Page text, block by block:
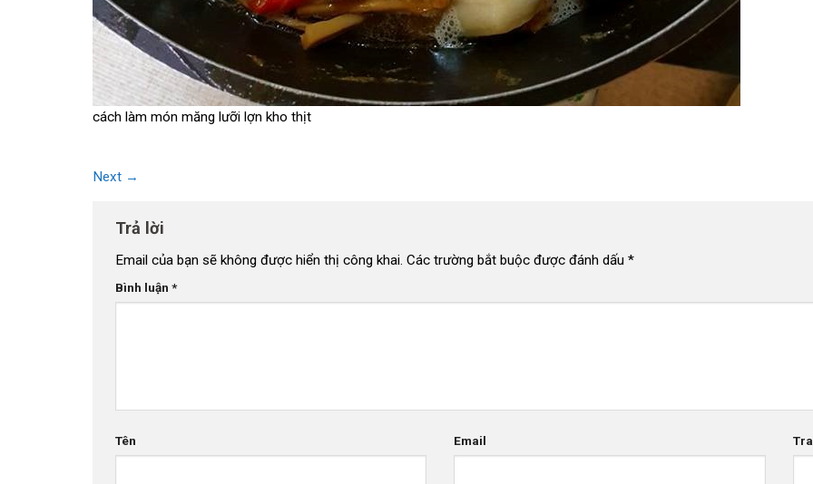
cách làm món măng lưỡi lợn kho thịt
Next →
Trả lời
Email của bạn sẽ không được hiển thị công khai. Các trường bắt buộc được đánh dấu *
Bình luận *
Tên Email